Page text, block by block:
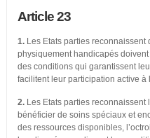
Article 23
1.Les Etats parties reconnaissent
physiquement handicapés
des conditions qui garantissent
facilitent leur participation active à
2.Les Etats parties reconnaissent
bénéficier de soins spéciaux et
des ressources disponibles,